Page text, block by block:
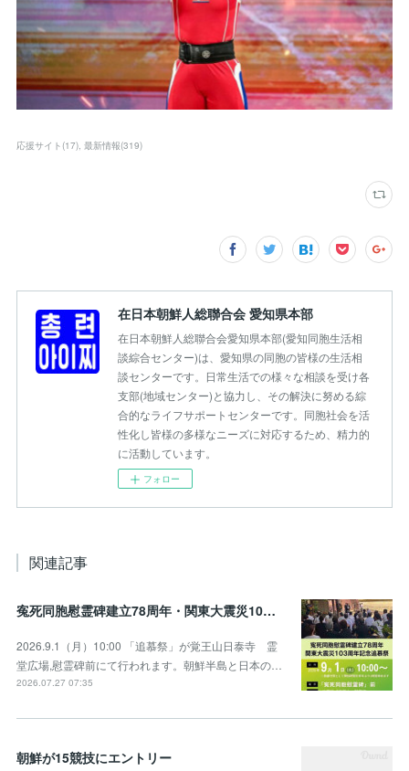
応援サイト (17) 最新情報(319)
在日本朝鮮人総聯合会 愛知県本部
在日本朝鮮人総聯合会愛知県本部(愛知同胞生活相
談綜合センター)は、愛知県の同胞の皆様の生活相
談センターです。日常生活での様々な相談を受け各
支部(地域センター)と協力し、その解決に努める綜
合的なライフサポートセンターです。同胞社会を活
性化し皆様の多様なニーズに対応するため、精力的
に活動しています。
フォロー
関連記事
寃死同胞慰霊碑建立78周年・関東大震災103周年記念追慕祭のお知らせ
2026.9.1（月）10:00 「追慕祭」が覚王山日泰寺 霊
堂広場,慰霊碑前にて行われます。朝鮮半島と日本の…
2026.07.27 07:35
朝鮮が15競技にエントリー